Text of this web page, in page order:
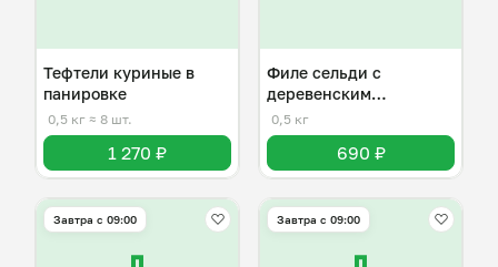
Тефтели куриные в
панировке
0,5 кг ≈ 8 шт.
1 270 ₽
Филе сельди с
деревенским
картофелем и луком
0,5 кг
690 ₽
Завтра c 09:00 Завтра c 09:00